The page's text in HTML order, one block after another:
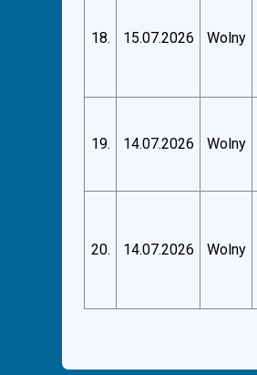
18. 15.07.2026 Wolny
19. 14.07.2026 Wolny
20. 14.07.2026 Wolny